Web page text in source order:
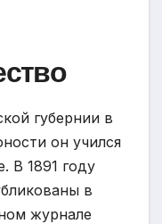
губернии в
он учился
В 1891 году
в
журнале